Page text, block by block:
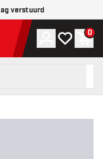
verstuurd
Account
Mijn 0